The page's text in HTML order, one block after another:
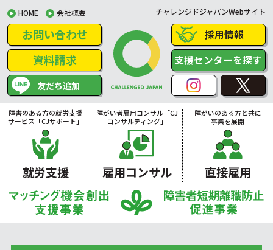
HOME 会社概要 チャレンジドジャパンWebサイト
お問い合わせ
資料請求
友だち追加
採用情報
支援センターを探す
障害のある方の就労支援
サービス「CJサポート」
就労支援
障がい者雇用コンサル「CJ
コンサルティング」
雇用コンサル
障がいのある方と共に
事業を展開
直接雇用